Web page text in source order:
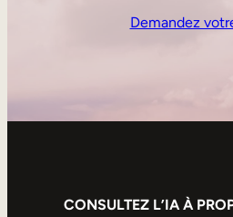
Demandez
CONSULTEZ L’IA À